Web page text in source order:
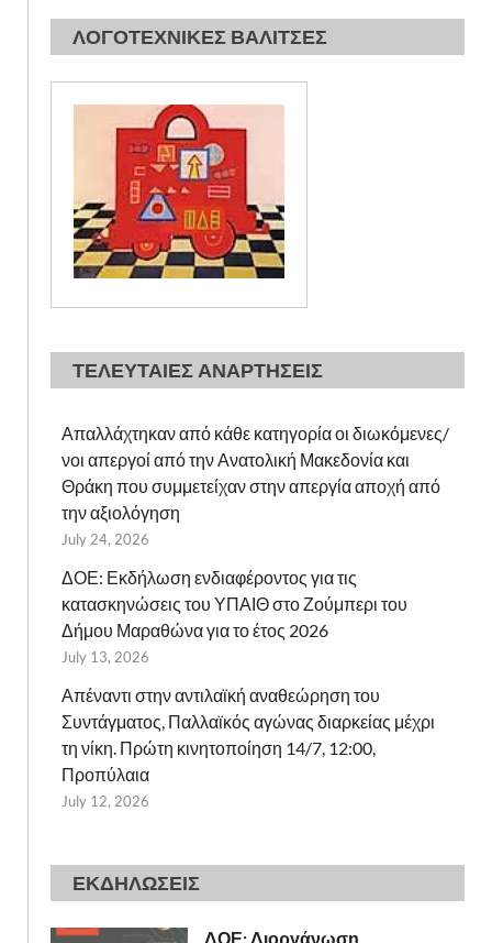
ΛΟΓΟΤΕΧΝΙΚΕΣ ΒΑΛΙΤΣΕΣ
ΤΕΛΕΥΤΑΙΕΣ ΑΝΑΡΤΗΣΕΙΣ
Απαλλάχτηκαν από κάθε κατηγορία οι διωκόμενες/
νοι απεργοί από την Ανατολική Μακεδονία και
Θράκη που συμμετείχαν στην απεργία αποχή από
την αξιολόγηση
July 24, 2026
ΔΟΕ: Εκδήλωση ενδιαφέροντος για τις
κατασκηνώσεις του ΥΠΑΙΘ στο Ζούμπερι του
Δήμου Μαραθώνα για το έτος 2026
July 13, 2026
Απέναντι στην αντιλαϊκή αναθεώρηση του
Συντάγματος, Παλλαϊκός αγώνας διαρκείας μέχρι
τη νίκη. Πρώτη κινητοποίηση 14/7, 12:00,
Προπύλαια
July 12, 2026
ΕΚΔΗΛΩΣΕΙΣ
ΔΟΕ: Διοργάνωση